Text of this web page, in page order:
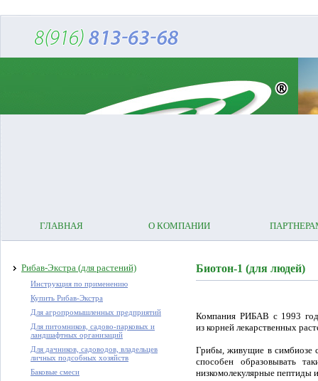
ГЛАВНАЯ О КОМПАНИИ
Рибав-Экстра (для растений)
Инструкция по применению
Купить Рибав-Экстра
Для агропромышленных предприятий
Для питомников, садово-парковых и
ландшафтных организаций
Для дачников, садоводов, владельцев
личных подсобных хозяйств
Баковые смеси
Биотон-1 (для людей)
Компания РИБАВ с 1993
из корней лекарственных
Грибы, живущие в симбиозе
способен образовывать
низкомолекулярные пептиды